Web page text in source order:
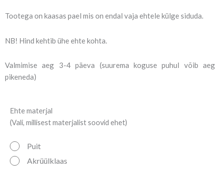
Tootega on kaasas pael mis on endal vaja ehtele külge siduda.
NB! Hind kehtib ühe ehte kohta.
Valmimise aeg 3-4 päeva (suurema koguse puhul võib aeg
pikeneda)
Ehte materjal
(Vali, millisest materjalist soovid ehet)
Puit
Akrüülklaas
Kuuseehe
"Päkapiku
kogus